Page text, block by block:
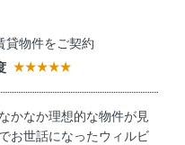
貸物件をご契約
かなか理想的な物件が見
お世話になったウィルビ